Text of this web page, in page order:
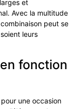
et
Avec la multitude
peut se
leurs
fonction
pour une occasion